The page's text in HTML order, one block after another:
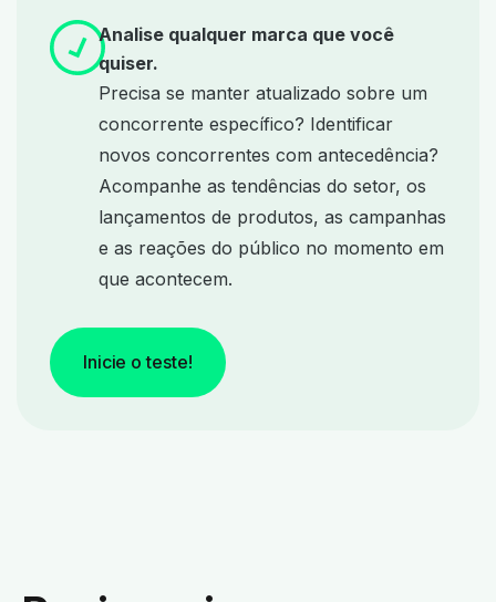
Analise qualquer marca que você
quiser.
Precisa se manter atualizado sobre um
concorrente específico? Identificar
novos concorrentes com antecedência?
Acompanhe as tendências do setor, os
lançamentos de produtos, as campanhas
e as reações do público no momento em
que acontecem.
Inicie o teste!